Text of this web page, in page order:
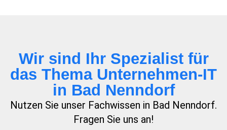
Wir sind Ihr Spezialist für
das Thema Unternehmen-IT
in Bad Nenndorf
Nutzen Sie unser Fachwissen in Bad Nenndorf.
Fragen Sie uns an!